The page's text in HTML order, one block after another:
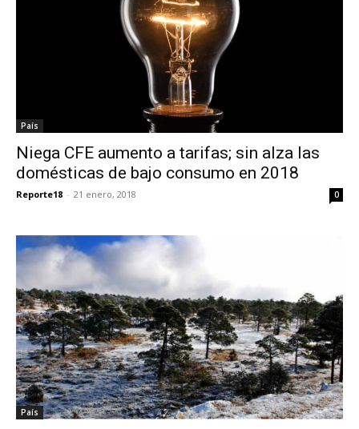
País
Niega CFE aumento a tarifas; sin alza las
domésticas de bajo consumo en 2018
Reporte18 - 21 enero, 2018 0
País